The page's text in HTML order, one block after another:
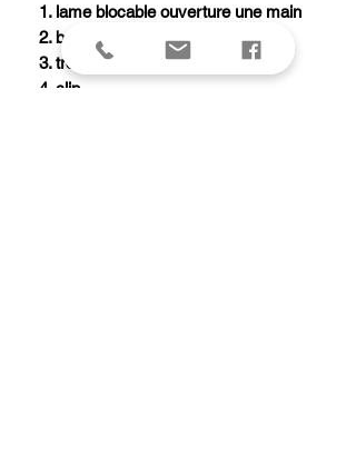
1. lame blocable ouverture une main
2. bouton double amovible
3. trou de lanière
4. clip